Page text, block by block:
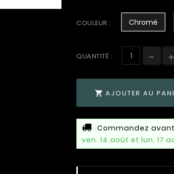
COULEUR : Chromé
QUANTITÉ :
 AJOUTER AU
Commandez avant
ven. 14 août et lun. 17